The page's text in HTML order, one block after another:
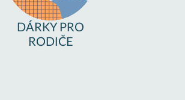
DÁRKY PRO
RODIČE